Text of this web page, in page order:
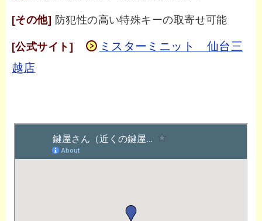
[その他] 防犯性の高い特殊キーの取寄せ可能
[公式サイト]
ミスターミニット 仙台三
越店